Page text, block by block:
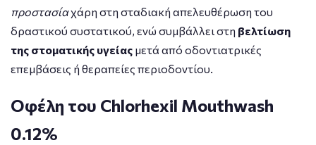
προστασίαχάρη στη σταδιακή απελευθέρωση του
δραστικού συστατικού, ενώ συμβάλλει στη βελτίωση
της στοματικής υγείας μετά από οδοντιατρικές
επεμβάσεις ή θεραπείες περιοδοντίου.
Οφέλη του Chlorhexil Mouthwash
0.12%